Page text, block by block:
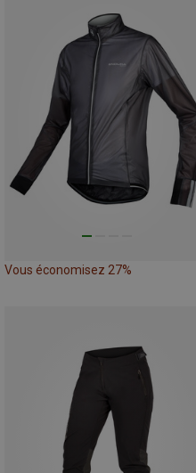
Vous économisez 27%